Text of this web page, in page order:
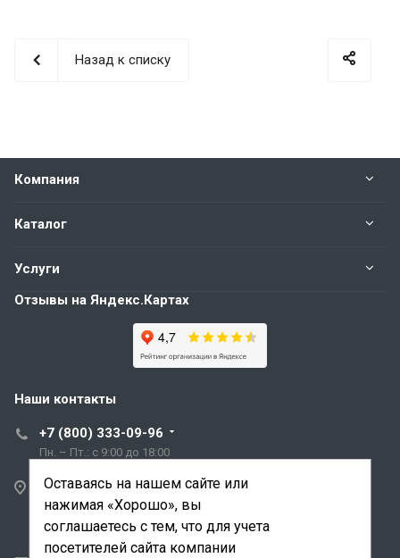
Назад к списку
Компания
Каталог
Услуги
Отзывы на Яндекс.Картах
Наши контакты
+7 (800) 333-09-96
Пн. – Пт.: с 9:00 до 18:00
Санкт-Петербург,
ул. Трефолева, д.2
лит. АБ
Оставаясь на нашем сайте или
нажимая «Хорошо», вы
соглашаетесь с тем, что для учета
посетителей сайта компании